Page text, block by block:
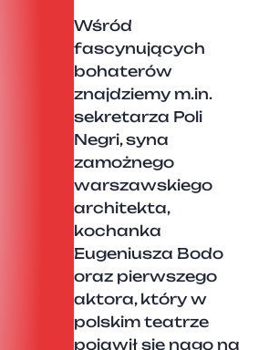
Wśród
fascynujących
bohaterów
znajdziemy m.in.
sekretarza Poli
Negri, syna
zamożnego
warszawskiego
architekta,
kochanka
Eugeniusza Bodo
oraz pierwszego
aktora, który w
polskim teatrze
pojawił się nago na